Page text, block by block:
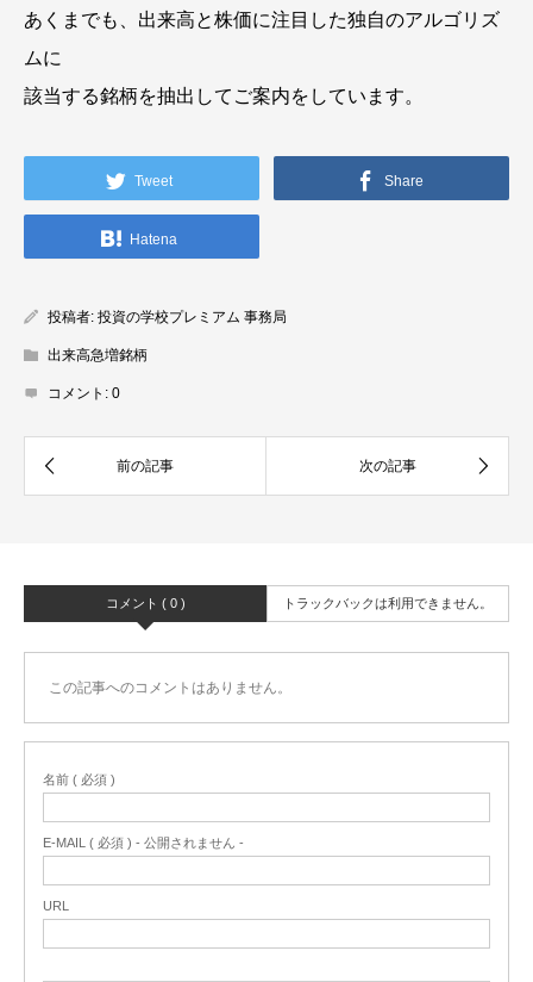
あくまでも、出来高と株価に注目した独自のアルゴリズ
ムに
該当する銘柄を抽出してご案内をしています。
Tweet Share
Hatena
投稿者: 投資の学校プレミアム 事務局
出来高急増銘柄
コメント: 0
コメント ( 0 ) トラックバックは利用できません。
この記事へのコメントはありません。
名前 ( 必須 )
E-MAIL ( 必須 ) - 公開されません -
URL